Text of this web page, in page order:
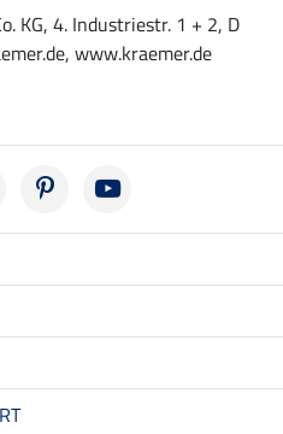
KG, 4. Industriestr. 1 + 2, D
www.kraemer.de